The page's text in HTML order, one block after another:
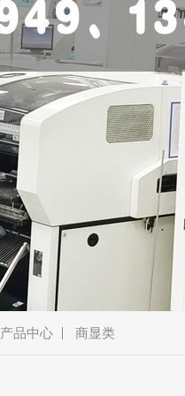
美容类
车载类
消费类
商显类
智能厨电
智能穿戴
蓝牙音箱
教育产品
金融产品
产品中心 商显类